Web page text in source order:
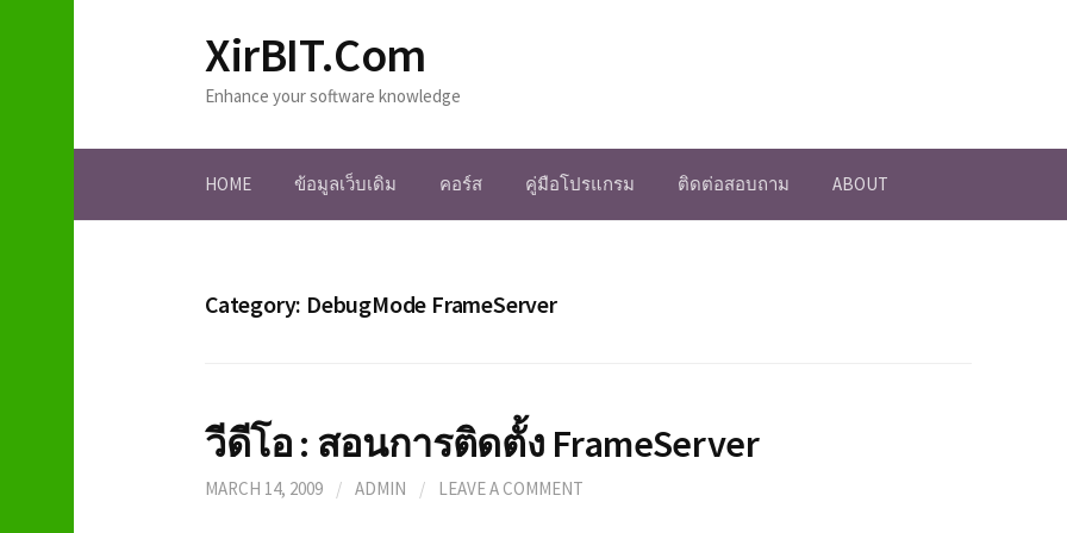
o
XirBIT.Com
Enhance your software knowledge
HOME ข้อมูลเว็บเดิม คอร์ส คู่มือโปรแกรม ติดต่อสอบถาม ABOUT
Category: DebugMode FrameServer
วีดีโอ : สอนการติดตั้ง FrameServer
MARCH 14, 2009 / ADMIN / LEAVE A COMMENT